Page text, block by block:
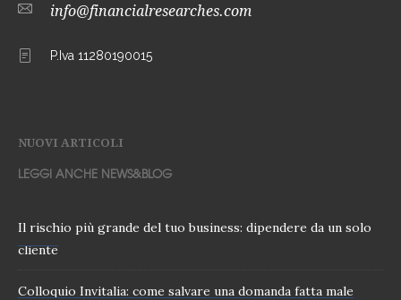
info@financialresearches.com
P.Iva 11280190015
NUOVI ARTICOLI
LEGGI ANCHE NEWS&BLOG
Il rischio più grande del tuo business: dipendere da un solo
cliente
Colloquio Invitalia: come salvare una domanda fatta male